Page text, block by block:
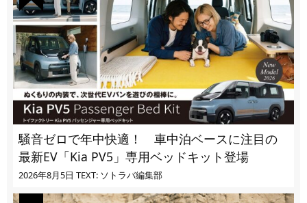
騒音ゼロで年中快適！ 車中泊ベースに注目の
最新EV「Kia PV5」専用ベッドキット登場
2026年8月5日 TEXT: ソトラバ編集部